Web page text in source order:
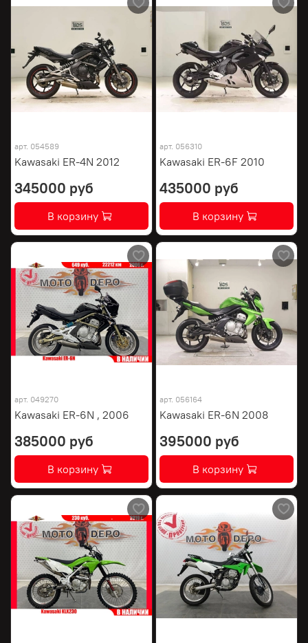
арт. 054589
Kawasaki ER-4N 2012
345000 руб
В корзину
арт. 056310
Kawasaki ER-6F 2010
435000 руб
В корзину
арт. 049270
Kawasaki ER-6N , 2006
385000 руб
В корзину
арт. 056164
Kawasaki ER-6N 2008
395000 руб
В корзину